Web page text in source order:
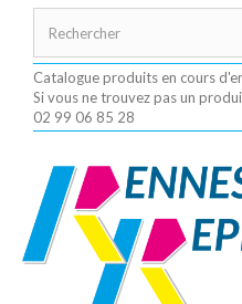
Catalogue produits en cours
Si vous ne trouvez pas un
02 99 06 85 28